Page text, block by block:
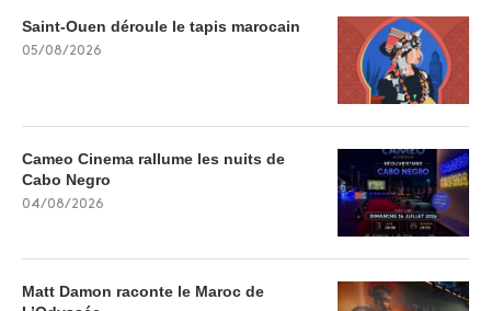
Saint-Ouen déroule le tapis marocain
05/08/2026
Cameo Cinema rallume les nuits de
Cabo Negro
04/08/2026
Matt Damon raconte le Maroc de